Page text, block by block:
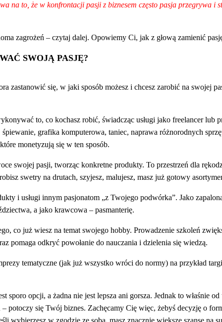
na to, że w konfrontacji pasji z biznesem często pasja przegrywa i
zagrożeń – czytaj dalej. Opowiemy Ci, jak z głową zamienić
SWOJĄ PASJĘ?
zastanowić się, w jaki sposób możesz i chcesz zarobić na swojej
to, co kochasz robić, świadcząc usługi jako freelancer lub
grafika komputerowa, taniec, naprawa różnorodnych
monetyzują się w ten sposób.
swojej pasji, tworząc konkretne produkty. To przestrzeń dla
swetry na drutach, szyjesz, malujesz, masz już gotowy
i usługi innym pasjonatom „z Twojego podwórka”. Jako
a jako krawcowa – pasmanterię.
co już wiesz na temat swojego hobby. Prowadzenie szkoleń
pomaga odkryć powołanie do nauczania i dzielenia się wiedzą.
tematyczne (jak już wszystko wróci do normy) na przykład
sporo opcji, a żadna nie jest lepsza ani gorsza. Jednak to właśnie
potoczy się Twój biznes. Zachęcamy Cię więc, żebyś decyzję o
wybierzesz w zgodzie ze sobą, masz znacznie większe szanse na